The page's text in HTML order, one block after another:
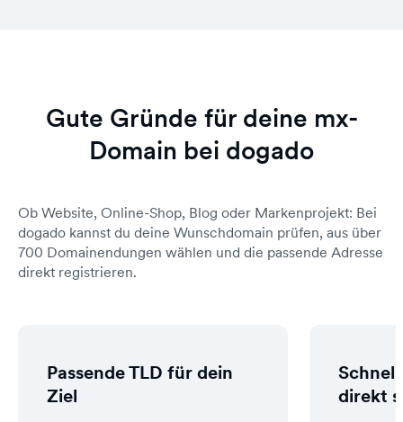
Gute Gründe für deine mx-
Domain bei dogado
Ob Website, Online-Shop, Blog oder Markenprojekt: Bei
dogado kannst du deine Wunschdomain prüfen, aus über
700 Domainendungen wählen und die passende Adresse
direkt registrieren.
Passende TLD für dein
Ziel
direkt